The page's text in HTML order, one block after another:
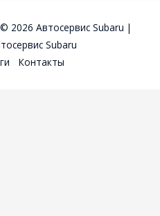
2026 Автосервис Subaru |
Subaru
Контакты